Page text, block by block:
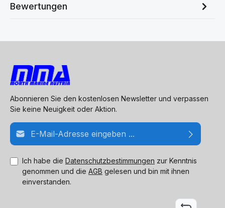
Bewertungen
Abonnieren Sie den kostenlosen Newsletter und verpassen
Sie keine Neuigkeit oder Aktion.
E-Mail-Adresse*
Ich habe die Datenschutzbestimmungen zur Kenntnis
genommen und die AGB gelesen und bin mit ihnen
einverstanden.